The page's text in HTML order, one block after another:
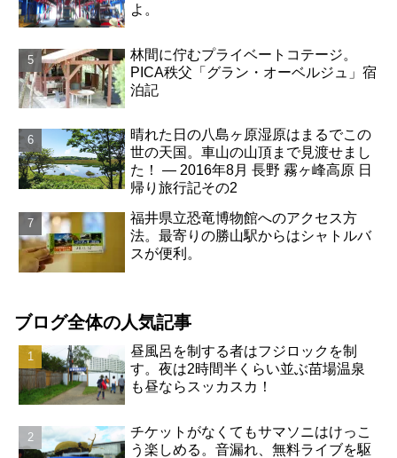
よ。
林間に佇むプライベートコテージ。
PICA秩父「グラン・オーベルジュ」宿
泊記
晴れた日の八島ヶ原湿原はまるでこの
世の天国。車山の山頂まで見渡せまし
た！ ― 2016年8月 長野 霧ヶ峰高原 日
帰り旅行記その2
福井県立恐竜博物館へのアクセス方
法。最寄りの勝山駅からはシャトルバ
スが便利。
ブログ全体の人気記事
昼風呂を制する者はフジロックを制
す。夜は2時間半くらい並ぶ苗場温泉
も昼ならスッカスカ！
チケットがなくてもサマソニはけっこ
う楽しめる。音漏れ、無料ライブを駆